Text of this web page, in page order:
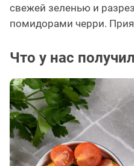
свежей зеленью и
помидорами черри.
Что у нас